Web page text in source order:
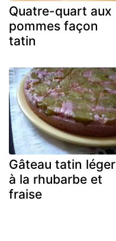
Quatre-quart aux
pommes façon
tatin
Gâteau tatin léger
à la rhubarbe et
fraise